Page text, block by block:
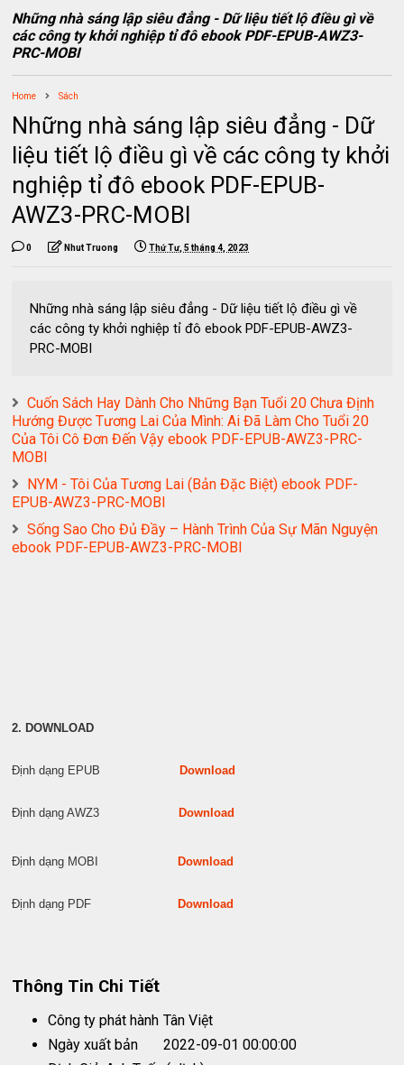
Những nhà sáng lập siêu đẳng - Dữ liệu tiết lộ điều gì về
các công ty khởi nghiệp tỉ đô ebook PDF-EPUB-AWZ3-
PRC-MOBI
Home Sách
Những nhà sáng lập siêu đẳng - Dữ
liệu tiết lộ điều gì về các công ty khởi
nghiệp tỉ đô ebook PDF-EPUB-
AWZ3-PRC-MOBI
0 Nhut Truong Thứ Tư, 5 tháng 4, 2023
Những nhà sáng lập siêu đẳng - Dữ liệu tiết lộ điều gì về
các công ty khởi nghiệp tỉ đô ebook PDF-EPUB-AWZ3-
PRC-MOBI
Cuốn Sách Hay Dành Cho Những Bạn Tuổi 20 Chưa Định
Hướng Được Tương Lai Của Mình: Ai Đã Làm Cho Tuổi 20
Của Tôi Cô Đơn Đến Vậy ebook PDF-EPUB-AWZ3-PRC-
MOBI
NYM - Tôi Của Tương Lai (Bản Đặc Biệt) ebook PDF-
EPUB-AWZ3-PRC-MOBI
Sống Sao Cho Đủ Đầy – Hành Trình Của Sự Mãn Nguyện
ebook PDF-EPUB-AWZ3-PRC-MOBI
2. DOWNLOAD
Định dạng EPUB Download
Định dạng AWZ3 Download
Định dạng MOBI Download
Định dạng PDF Download
Thông Tin Chi Tiết
Công ty phát hành Tân Việt
Ngày xuất bản
2022-09-01 00:00:00